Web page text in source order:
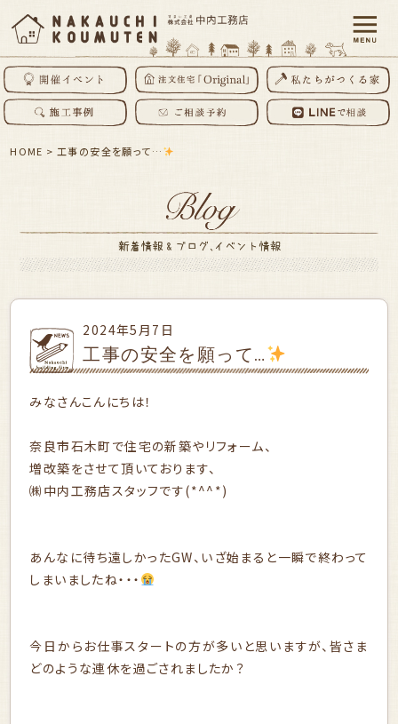
HOME >工事の安全を願って…
2024年5月7日
工事の安全を願って…
みなさんこんにちは！
奈良市石木町で住宅の新築やリフォーム、
増改築をさせて頂いております、
㈱中内工務店スタッフです(*^^*)
あんなに待ち遠しかったGW、いざ始まると一瞬で終わって
しまいましたね・・・
今日からお仕事スタートの方が多いと思いますが、皆さま
どのような連休を過ごされましたか？